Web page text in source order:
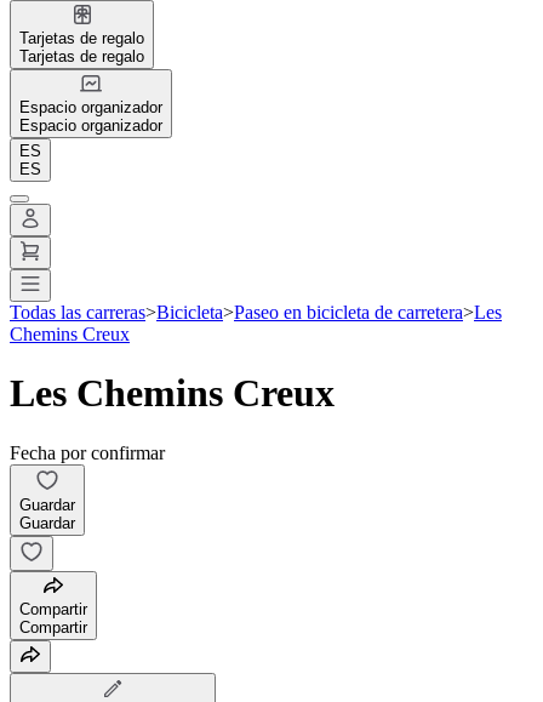
Tarjetas de regalo
Tarjetas de regalo
Espacio organizador
Espacio organizador
ES
ES
Todas las carreras>Bicicleta>Paseo en bicicleta de carretera>Les
Chemins Creux
Les Chemins Creux
Fecha por confirmar
Guardar
Guardar
Compartir
Compartir